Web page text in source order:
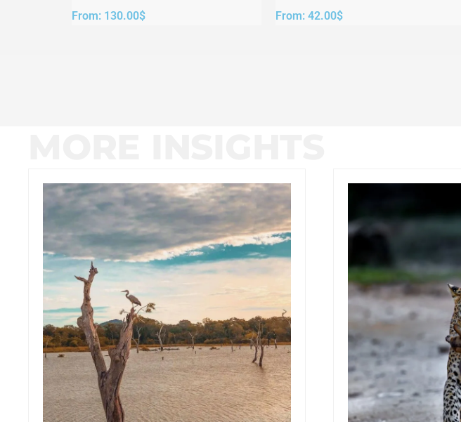
From: 130.00$
From: 42.00$